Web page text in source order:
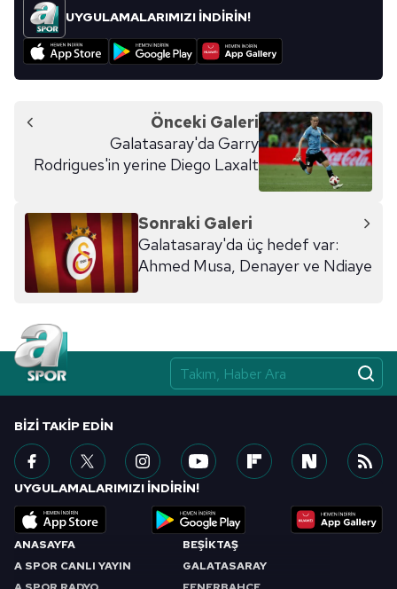
UYGULAMALARIMIZI İNDİRİN!
Önceki Galeri
Galatasaray'da Garry
Rodrigues'in yerine Diego Laxalt
Sonraki Galeri
Galatasaray'da üç hedef var:
Ahmed Musa, Denayer ve Ndiaye
ANASAYFA
A SPOR CANLI YAYIN
BEŞİKTAŞ
GALATASARAY
BIZI TAKIP EDIN
UYGULAMALARIMIZI İNDİRİN!